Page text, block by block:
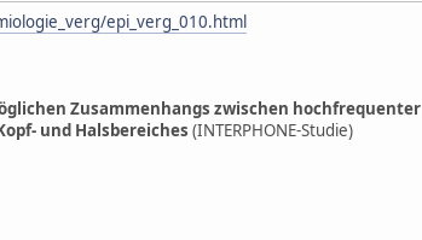
epi_verg_010.html
Zusammenhangs zwischen hochfrequenter
und Halsbereiches (INTERPHONE-Studie)